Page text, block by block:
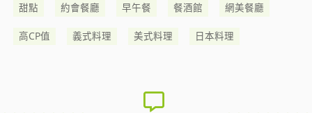
甜點 約會餐廳 早午餐 餐酒館 網美餐廳
高CP值 義式料理 美式料理 日本料理